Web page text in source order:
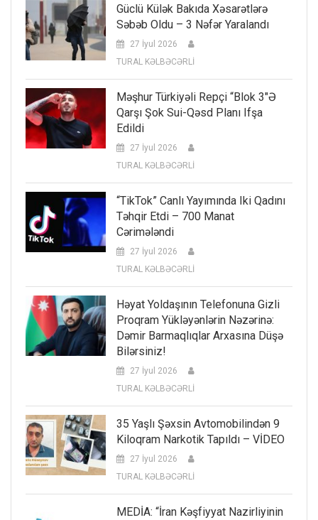
Güclü Külək Bakıda Xəsarətlərə
Səbəb Oldu – 3 Nəfər Yaralandı
27 İyul 2026
TURAL KƏLBƏCƏRLİ
Məşhur Türkiyəli Repçi “Blok 3″ə
Qarşı Şok Sui-Qəsd Planı Ifşa
Edildi
27 İyul 2026
TURAL KƏLBƏCƏRLİ
“TikTok” Canlı Yayımında Iki Qadını
Təhqir Etdi – 700 Manat
Cərimələndi
27 İyul 2026
TURAL KƏLBƏCƏRLİ
Həyat Yoldaşının Telefonuna Gizli
Proqram Yükləyənlərin Nəzərinə:
Dəmir Barmaqlıqlar Arxasına Düşə
Bilərsiniz!
27 İyul 2026
TURAL KƏLBƏCƏRLİ
35 Yaşlı Şəxsin Avtomobilindən 9
Kiloqram Narkotik Tapıldı – VİDEO
27 İyul 2026
TURAL KƏLBƏCƏRLİ
MEDİA: “İran Kəşfiyyat Nazirliyinin